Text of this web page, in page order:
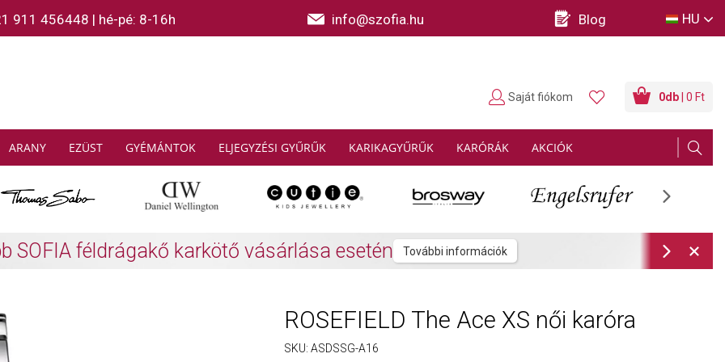
911 456448 | hé-pé: 8-16h info@szofia.hu Blog HU
ARANY EZÜST GYÉMÁNTOK ELJEGYZÉSI GYŰRŰK KARIKAGYŰRŰK KARÓRÁK AKCIÓK
0db | 0 Ft
Saját fiókom
SABO: Gyűjtsön és spóroljon További információk
ROSEFIELD The Ace XS női karóra
SKU: ASDSSG-A16